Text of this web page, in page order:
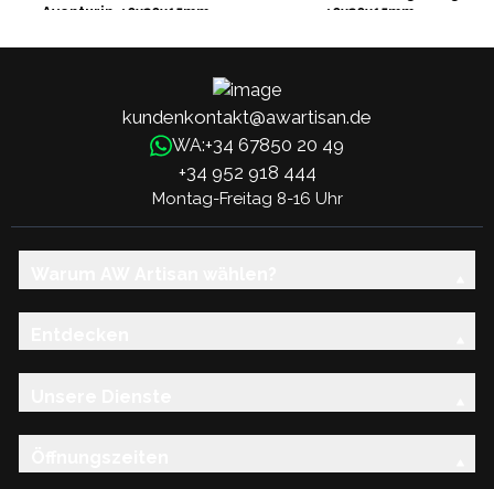
Aventurin 40x30x15mm
40x30x15mm
kundenkontakt@awartisan.de
WA:+34 67850 20 49
+34 952 918 444
Montag-Freitag 8-16 Uhr